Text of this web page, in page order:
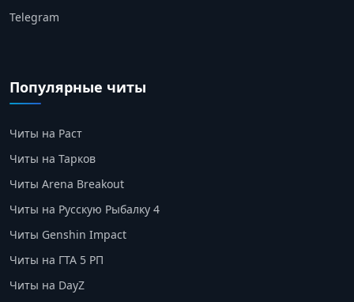
Telegram
Популярные читы
Читы на Раст
Читы на Тарков
Читы Arena Breakout
Читы на Русскую Рыбалку 4
Читы Genshin Impact
Читы на ГТА 5 РП
Читы на DayZ